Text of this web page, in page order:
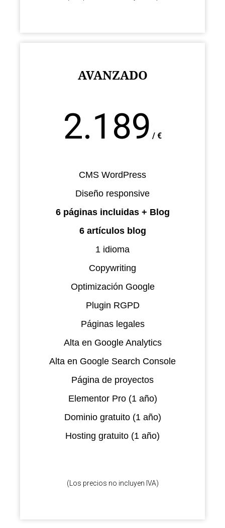
AVANZADO
2.189
/ €
CMS WordPress
Diseño responsive
6 páginas incluidas + Blog
6 artículos blog
1 idioma
Copywriting
Optimización Google
Plugin RGPD
Páginas legales
Alta en Google Analytics
Alta en Google Search Console
Página de proyectos
Elementor Pro (1 año)
Dominio gratuito (1 año)
Hosting gratuito (1 año)
(Los precios no incluyen IVA)